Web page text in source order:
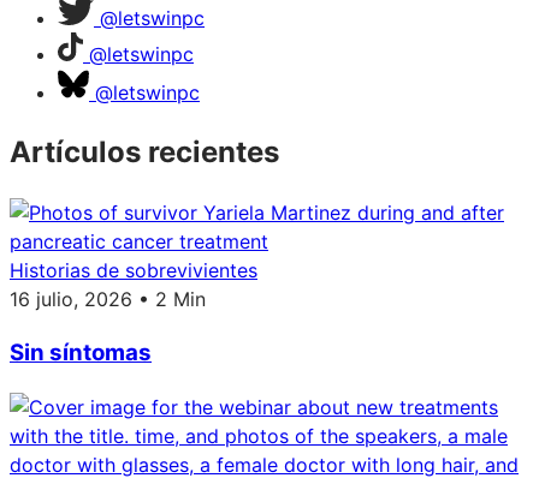
@letswinpc
@letswinpc
@letswinpc
Artículos recientes
Historias de sobrevivientes
16 julio, 2026 • 2 Min
Sin síntomas